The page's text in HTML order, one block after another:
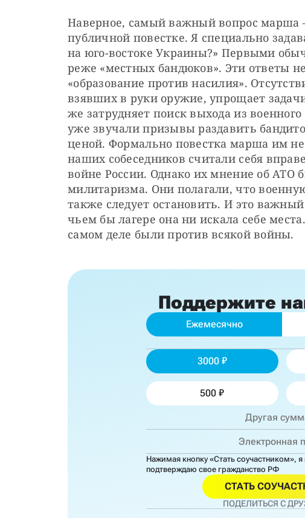
Наверное, самый важный вопрос марша
публичной повестке. Я специально
на юго-востоке Украины?» Первыми
реже «местных бандюков». Эти ответы
«образование против насилия».
взявших в руки оружие, упрощает
же затрудняет поиск выхода из
уже звучали призывы раздавить
ценой. Формально повестка марша им
наших собеседников считали себя
войне России. Однако их мнение об АТО
милитаризма. Они полагали, что
также следует остановить. И это
чьем бы лагере она ни искала себе
самом деле были против всякой войны.
Поддержите
Ежемесячно
3000
500
Нажимая кнопку «Стать соучастником», я
подтверждаю свое гражданство РФ
СТАТЬ
ПОДЕЛИТЬСЯ С